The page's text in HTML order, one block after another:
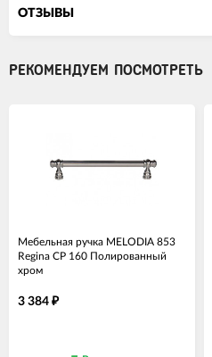
ОТЗЫВЫ
РЕКОМЕНДУЕМ ПОСМОТРЕТЬ
Мебельная ручка MELODIA 853
Regina CP 160 Полированный
хром
3 384 ₽